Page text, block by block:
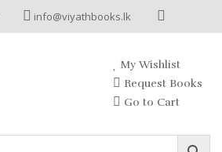
info@viyathbooks.lk
My Wishlist
Request Books
Go to Cart